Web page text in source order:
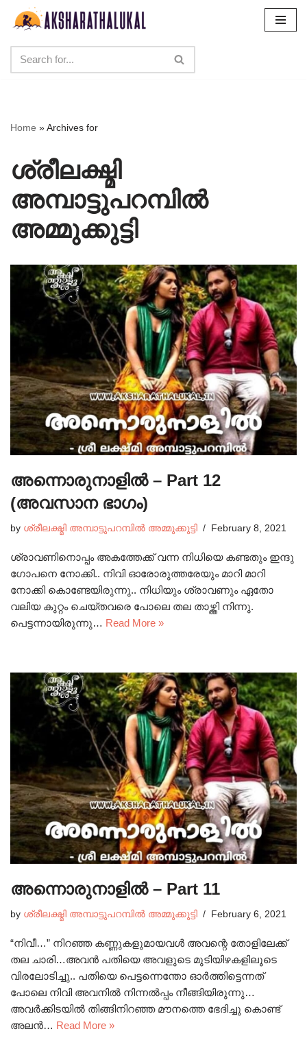
content
Home »Archives for
ശ്രീലക്ഷ്മി
അമ്പാട്ടുപറമ്പിൽ
അമ്മുക്കുട്ടി
അന്നൊരുനാളിൽ – Part 12
(അവസാന ഭാഗം)
by ശ്രീലക്ഷ്മി അമ്പാട്ടുപറമ്പിൽ അമ്മുക്കുട്ടി February 8, 2021
ശ്രാവണിനൊപ്പം അകത്തേക്ക് വന്ന നിധിയെ കണ്ടതും ഇന്ദു
ഗോപനെ നോക്കി.. നിവി ഓരോരുത്തരേയും മാറി മാറി
നോക്കി കൊണ്ടേയിരുന്നു.. നിധിയും ശ്രാവണും ഏതോ
വലിയ കുറ്റം ചെയ്തവരെ പോലെ തല താഴ്ത്തി നിന്നു.
പെട്ടന്നായിരുന്നു… Read More »
അന്നൊരുനാളിൽ – Part 11
by ശ്രീലക്ഷ്മി അമ്പാട്ടുപറമ്പിൽ അമ്മുക്കുട്ടി February 6, 2021
“നിവീ…” നിറഞ്ഞ കണ്ണുകളുമായവൾ അവന്റെ തോളിലേക്ക്
തല ചാരി…അവൻ പതിയെ അവളുടെ മുടിയിഴകളിലൂടെ
വിരലോടിച്ചു.. പതിയെ പെട്ടന്നെന്തോ ഓർത്തിട്ടെന്നത്
പോലെ നിവി അവനിൽ നിന്നൽപ്പം നീങ്ങിയിരുന്നു…
അവർക്കിടയിൽ തിങ്ങിനിറഞ്ഞ മൗനത്തെ ഭേദിച്ചു കൊണ്ട്
അലൻ… Read More »